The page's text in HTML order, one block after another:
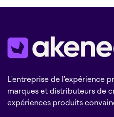
L'entreprise de l'expérience
marques et distributeurs de
expériences produits